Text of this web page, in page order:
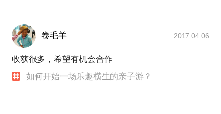
卷毛羊 2017.04.06
收获很多，希望有机会合作
如何开始一场乐趣横生的亲子游？